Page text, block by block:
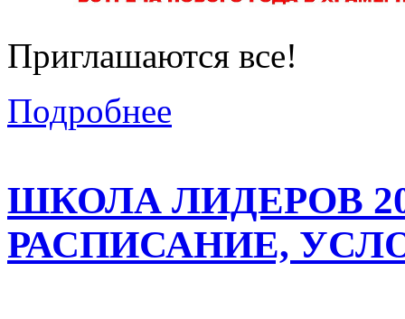
Приглашаются все!
Подробнее
ШКОЛА ЛИДЕРОВ
РАСПИСАНИЕ,